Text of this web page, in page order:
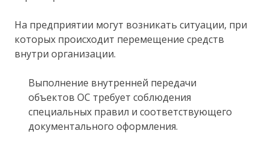
На предприятии могут возникать ситуации, при
которых происходит перемещение средств
внутри организации.
Выполнение внутренней передачи
объектов ОС требует соблюдения
специальных правил и соответствующего
документального оформления.